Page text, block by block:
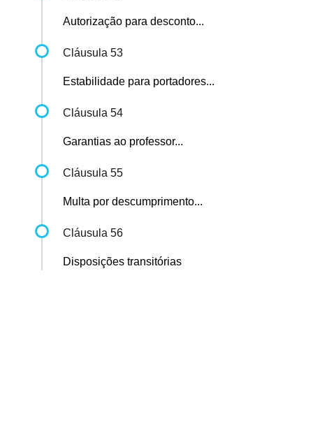
Autorização para desconto...
Cláusula 53
Estabilidade para portadores...
Cláusula 54
Garantias ao professor...
Cláusula 55
Multa por descumprimento...
Cláusula 56
Disposições transitórias